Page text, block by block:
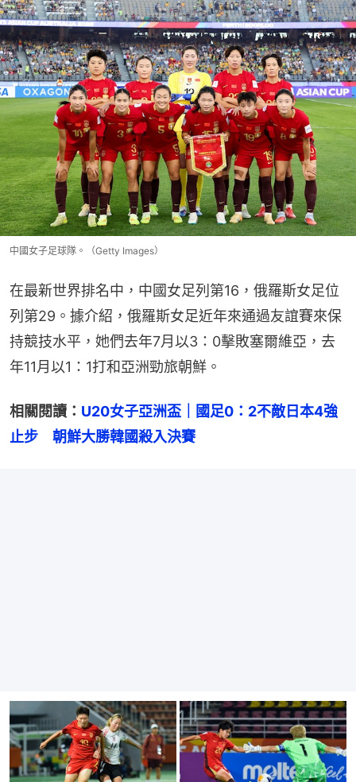
中國女子足球隊。（Getty Images）
在最新世界排名中，中國女足列第16，俄羅斯女足位
列第29。據介紹，俄羅斯女足近年來通過友誼賽來保
持競技水平，她們去年7月以3：0擊敗塞爾維亞，去
年11月以1：1打和亞洲勁旅朝鮮。
相關閱讀： U20女子亞洲盃｜國足0：2不敵日本4強
止步　朝鮮大勝韓國殺入決賽